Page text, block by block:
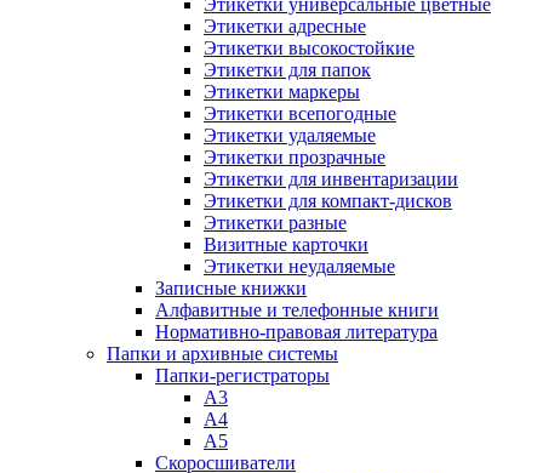
Этикетки универсальные цветные
Этикетки адресные
Этикетки высокостойкие
Этикетки для папок
Этикетки маркеры
Этикетки всепогодные
Этикетки удаляемые
Этикетки прозрачные
Этикетки для инвентаризации
Этикетки для компакт-дисков
Этикетки разные
Визитные карточки
Этикетки неудаляемые
Записные книжки
Алфавитные и телефонные книги
Нормативно-правовая литература
Папки и архивные системы
Папки-регистраторы
А3
А4
А5
Скоросшиватели